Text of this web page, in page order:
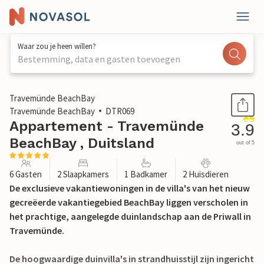
Waar zou je heen willen?
Bestemming, data en gasten toevoegen
1 / 27
Travemünde BeachBay
Travemünde BeachBay
DTR069
Appartement - Travemünde
BeachBay , Duitsland
3.9
out of 5
6 Gasten 2 Slaapkamers 1 Badkamer 2 Huisdieren
De exclusieve vakantiewoningen in de villa's van het nieuw
gecreëerde vakantiegebied BeachBay liggen verscholen in
het prachtige, aangelegde duinlandschap aan de Priwall in
Travemünde.
De hoogwaardige duinvilla's in strandhuisstijl zijn ingericht